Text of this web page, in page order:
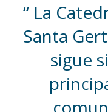
La
Santa
sigue